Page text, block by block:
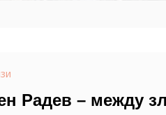
Радев – между